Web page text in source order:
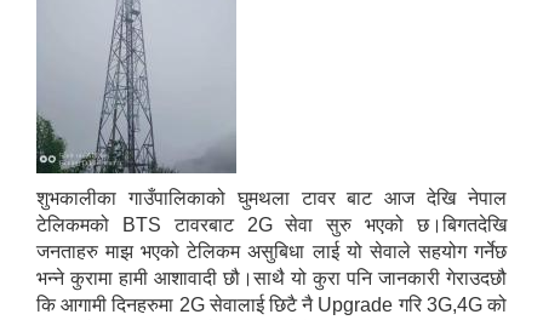
शुभकालीका गाउँपालिकाको घुमथला टावर बाट आज देखि नेपाल
टेलिकमको BTS टावरबाट 2G सेवा सुरु भएको छ।बिगतदेखि
जनताहरु माझ भएको टेलिकम असुबिधा लाई यो सेवाले सहयोग गर्नेछ
भन्ने कुरामा हामी आशावादी छौ।साथै यो कुरा पनि जानकारी गेराउदछौ
कि आगामी दिनहरुमा 2G सेवालाई छिटै नै Upgrade गरि 3G,4G को